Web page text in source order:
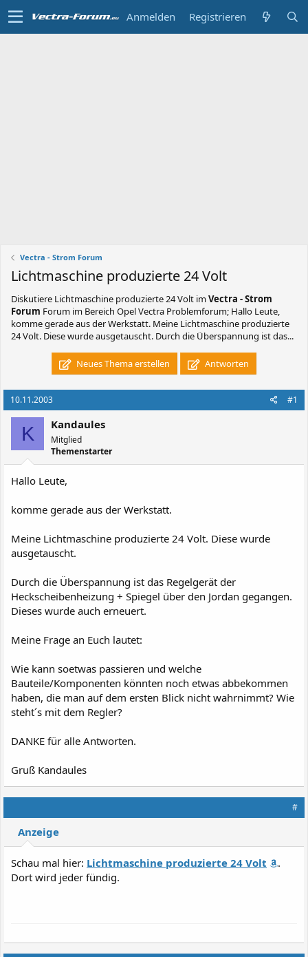
Anmelden Registrieren
Vectra - Strom Forum
Lichtmaschine produzierte 24 Volt
Diskutiere Lichtmaschine produzierte 24 Volt imVectra - Strom
Forum Forum im Bereich Opel Vectra Problemforum; Hallo Leute,
komme gerade aus der Werkstatt. Meine Lichtmaschine produzierte
24 Volt. Diese wurde ausgetauscht. Durch die Überspannung ist das...
Neues Thema erstellen Antworten
10.11.2003 #1
K Kandaules
Mitglied
Themenstarter
Hallo Leute,
komme gerade aus der Werkstatt.
Meine Lichtmaschine produzierte 24 Volt. Diese wurde
ausgetauscht.
Durch die Überspannung ist das Regelgerät der
Heckscheibenheizung + Spiegel über den Jordan gegangen.
Dieses wurde auch erneuert.
Meine Frage an Euch lautet:
Wie kann soetwas passieren und welche
Bauteile/Komponenten könnten noch etwas abbekommen
haben, die man auf dem ersten Blick nicht wahrnimmt? Wie
steht´s mit dem Regler?
DANKE für alle Antworten.
Gruß Kandaules
#
Anzeige
Schau mal hier: Lichtmaschine produzierte 24 Volt
.
Dort wird jeder fündig.